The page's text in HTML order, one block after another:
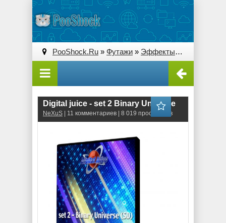
PooShock.Ru » Футажи » Эффекты» Digital juice
Digital juice - set 2 Binary Universe
NeXuS | 11 комментариев | 8 019 просмотров